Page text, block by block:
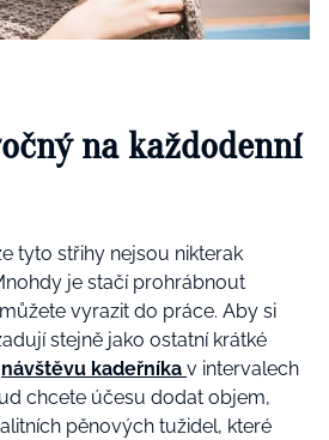
na každodenní
tyto střihy nejsou nikterak
je stačí prohrábnout
vyrazit do práce. Aby si
stejně jako ostatní krátké
návštěvu kadeřníka v intervalech
chcete účesu dodat objem,
pěnových tužidel, které